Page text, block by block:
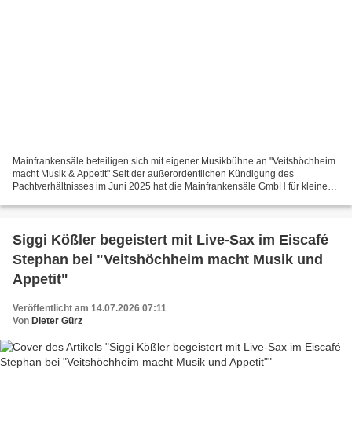
Mainfrankensäle beteiligen sich mit eigener Musikbühne an "Veitshöchheim
macht Musik & Appetit" Seit der außerordentlichen Kündigung des
Pachtverhältnisses im Juni 2025 hat die Mainfrankensäle GmbH für kleinere
Siggi Kößler begeistert mit Live-Sax im Eiscafé
Stephan bei "Veitshöchheim macht Musik und
Appetit"
Veröffentlicht am 14.07.2026 07:11
Von Dieter Gürz